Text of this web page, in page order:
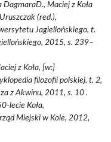
Maciej z Koła
(red.),
Jagiellońskiego, t.
2015, s. 239–
z Koła, [w:]
filozofii polskiej, t. 2,
z Akwinu, 2011, s. 10 .
lecie Koła,
Miejski w Kole, 2012,